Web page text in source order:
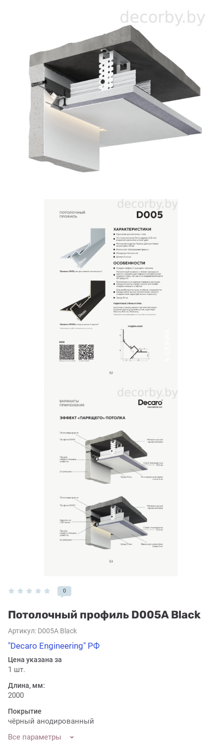
0
Потолочный профиль D005A Black
Артикул: D005A Black
"Decaro Engineering" РФ
Цена указана за
1 шт.
Длина, мм:
2000
Покрытие
чёрный анодированный
Все параметры